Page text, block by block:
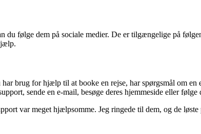
du følge dem på sociale medier. De er tilgængelige på
brug for hjælp til at booke en rejse, har spørgsmål om
sende en e-mail, besøge deres hjemmeside eller
var meget hjælpsomme. Jeg ringede til dem, og de